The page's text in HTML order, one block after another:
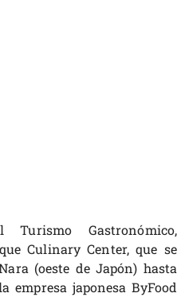
Gastronómico,
Culinary Center, que se
(oeste de Japón) hasta
empresa japonesa ByFood